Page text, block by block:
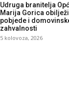
Udruga branitelja
Marija Gorica
pobjede i
zahvalnosti
5 kolovoza, 2026